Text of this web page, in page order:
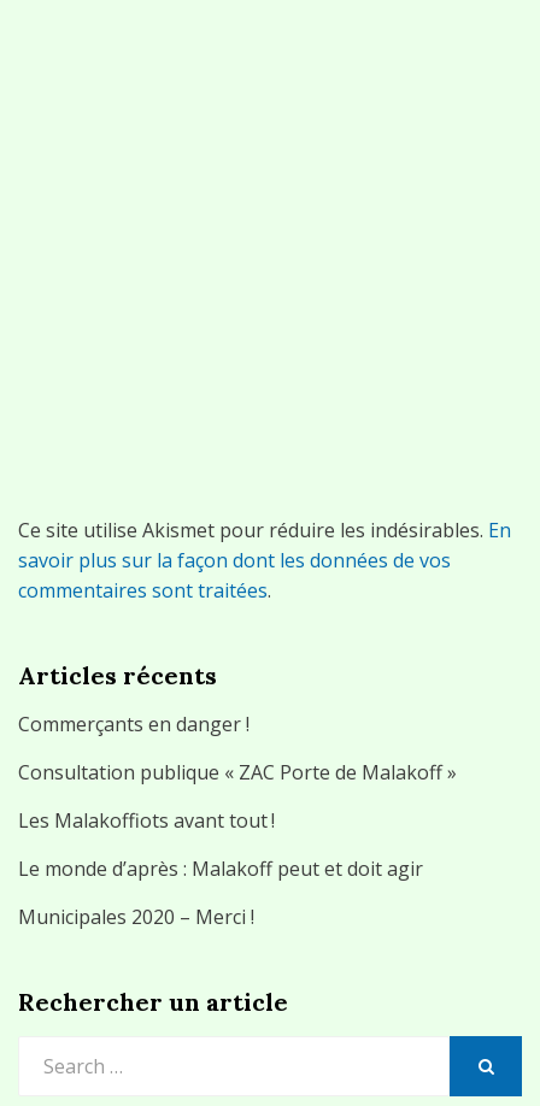
Ce site utilise Akismet pour réduire les indésirables. En
savoir plus sur la façon dont les données de vos
commentaires sont traitées.
Articles récents
Commerçants en danger !
Consultation publique « ZAC Porte de Malakoff »
Les Malakoffiots avant tout !
Le monde d’après : Malakoff peut et doit agir
Municipales 2020 – Merci !
Rechercher un article
for: